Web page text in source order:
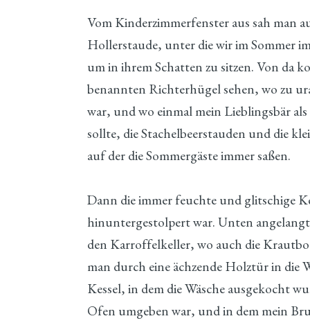
Vom Kinderzimmerfenster aus sah man
Hollerstaude, unter die wir im Sommer
um in ihrem Schatten zu sitzen. Von da
benannten Richterhügel sehen, wo zu
war, und wo einmal mein Lieblingsbär
sollte, die Stachelbeerstauden und die
auf der die Sommergäste immer saßen.
Dann die immer feuchte und glitschige
hinuntergestolpert war. Unten
den Karroffelkeller, wo auch die
man durch eine ächzende Holztür in die
Kessel, in dem die Wäsche ausgekocht
Ofen umgeben war, und in dem mein